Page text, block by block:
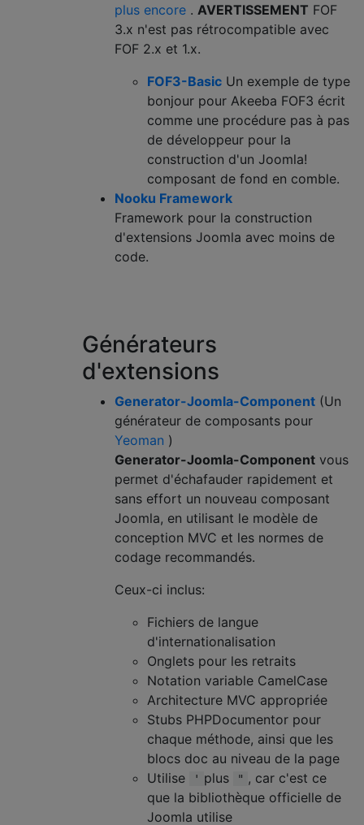
plus encore . AVERTISSEMENT FOF
3.x n'est pas rétrocompatible avec
FOF 2.x et 1.x.
FOF3-Basic Un exemple de type
bonjour pour Akeeba FOF3 écrit
comme une procédure pas à pas
de développeur pour la
construction d'un Joomla!
composant de fond en comble.
Nooku Framework
Framework pour la construction
d'extensions Joomla avec moins de
code.
Générateurs
d'extensions
Generator-Joomla-Component (Un
générateur de composants pour
Yeoman )
Generator-Joomla-Component vous
permet d'échafauder rapidement et
sans effort un nouveau composant
Joomla, en utilisant le modèle de
conception MVC et les normes de
codage recommandés.
Ceux-ci inclus:
Fichiers de langue
d'internationalisation
Onglets pour les retraits
Notation variable CamelCase
Architecture MVC appropriée
Stubs PHPDocumentor pour
chaque méthode, ainsi que les
blocs doc au niveau de la page
Utilise
' plus " , car c'est ce
que la bibliothèque officielle de
Joomla utilise